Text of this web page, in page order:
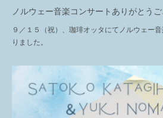
ノルウェー音楽コンサートありがとうご
９／１５（祝）、珈琲オッタにてノルウェー
りました。